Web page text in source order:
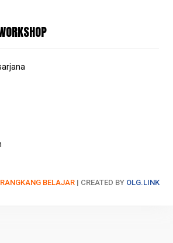
RANGKANG BELAJAR| CREATED BY OLG.LINK